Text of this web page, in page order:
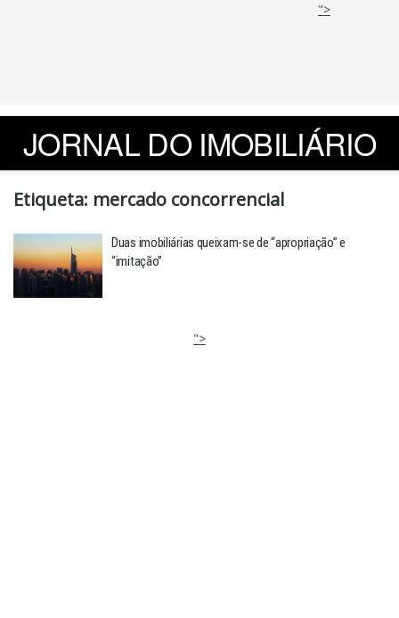
">
JORNAL DO IMOBILIÁRIO
Etiqueta: mercado concorrencial
Duas imobiliárias queixam-se de “apropriação” e
“imitação”
">